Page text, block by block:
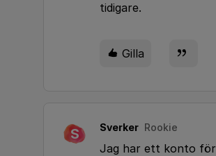
tidigare.
Gilla
S Sverker Rookie
Jag har ett konto